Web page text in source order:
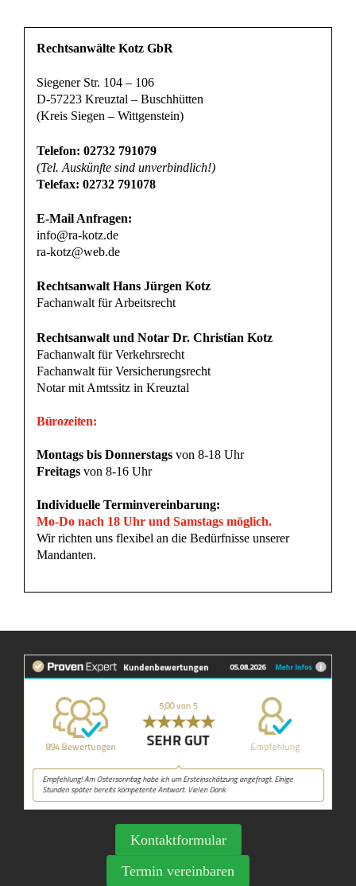
Rechtsanwälte Kotz GbR
Siegener Str. 104 – 106
D-57223 Kreuztal – Buschhütten
(Kreis Siegen – Wittgenstein)
Telefon: 02732 791079
(Tel. Auskünfte sind unverbindlich!)
Telefax: 02732 791078
E-Mail Anfragen:
info@ra-kotz.de
ra-kotz@web.de
Rechtsanwalt Hans Jürgen Kotz
Fachanwalt für Arbeitsrecht
Rechtsanwalt und Notar Dr. Christian Kotz
Fachanwalt für Verkehrsrecht
Fachanwalt für Versicherungsrecht
Notar mit Amtssitz in Kreuztal
Bürozeiten:
Montags bis Donnerstags von 8-18 Uhr
Freitags von 8-16 Uhr
Individuelle Terminvereinbarung:
Mo-Do nach 18 Uhr und Samstags möglich.
Wir richten uns flexibel an die Bedürfnisse unserer
Mandanten.
Kontaktformular
Termin vereinbaren